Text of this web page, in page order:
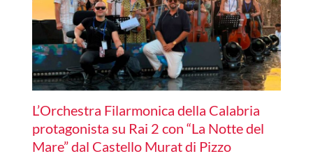
L’Orchestra Filarmonica della Calabria
protagonista su Rai 2 con “La Notte del
Mare” dal Castello Murat di Pizzo